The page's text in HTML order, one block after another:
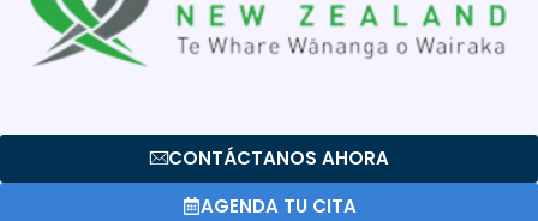
CONTÁCTANOS AHORA
AGENDA TU CITA